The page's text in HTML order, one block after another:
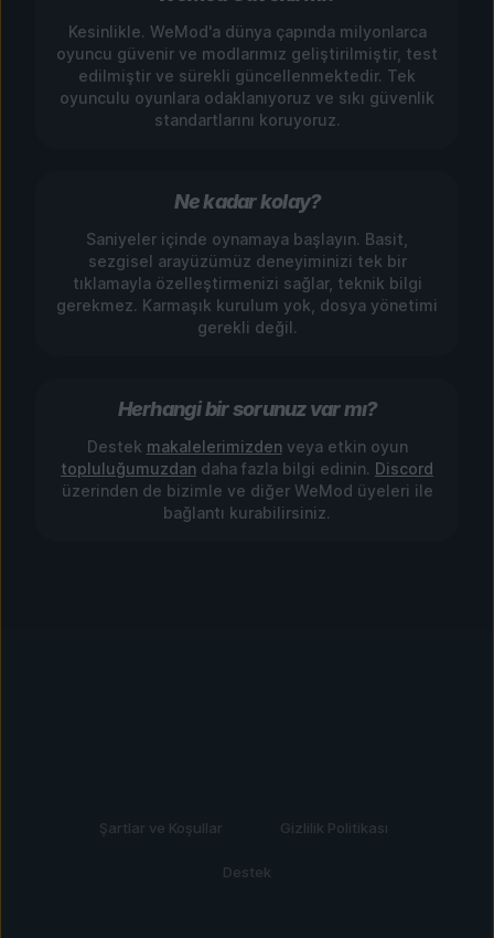
Kesinlikle. WeMod'a dünya çapında milyonlarca
oyuncu güvenir ve modlarımız geliştirilmiştir, test
edilmiştir ve sürekli güncellenmektedir. Tek
oyunculu oyunlara odaklanıyoruz ve sıkı güvenlik
standartlarını koruyoruz.
Ne kadar kolay?
Saniyeler içinde oynamaya başlayın. Basit,
sezgisel arayüzümüz deneyiminizi tek bir
tıklamayla özelleştirmenizi sağlar, teknik bilgi
gerekmez. Karmaşık kurulum yok, dosya yönetimi
gerekli değil.
Herhangi bir sorunuz var mı?
Destek makalelerimizdenveya etkin oyun
topluluğumuzdan daha fazla bilgi edinin. Discord
üzerinden de bizimle ve diğer WeMod üyeleri ile
bağlantı kurabilirsiniz.
Şartlar ve Koşullar Gizlilik Politikası
Destek